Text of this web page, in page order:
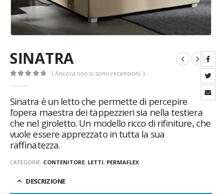
SINATRA
( Ancora non ci sono recensioni. )
Sinatra è un letto che permette di percepire
l’opera maestra dei tappezzieri sia nella testiera
che nel giroletto. Un modello ricco di rifiniture, che
vuole essere apprezzato in tutta la sua
raffinatezza.
CATEGORIE: CONTENITORE, LETTI, PERMAFLEX
DESCRIZIONE